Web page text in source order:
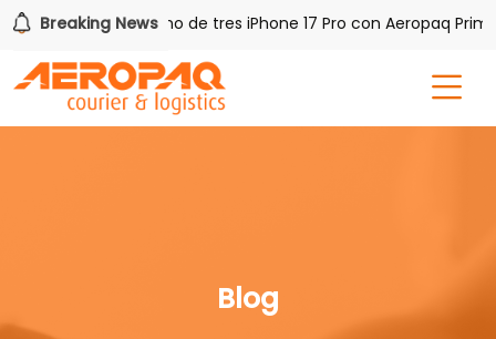
Breaking News
Gana uno de tres iPhone 17 Pro con Aeropaq Prime
Blog